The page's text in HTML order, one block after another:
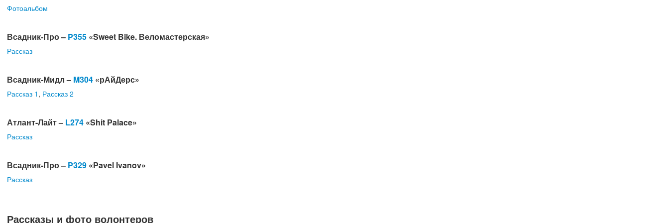
Фотоальбом
Всадник-Про – P355 «Sweet Bike. Веломастерская»
Рассказ
Всадник-Мидл – M304 «рАйДерс»
Рассказ 1 , Рассказ 2
Атлант-Лайт – L274 «Shit Palace»
Рассказ
Всадник-Про – P329 «Pavel Ivanov»
Рассказ
Рассказы и фото волонтеров